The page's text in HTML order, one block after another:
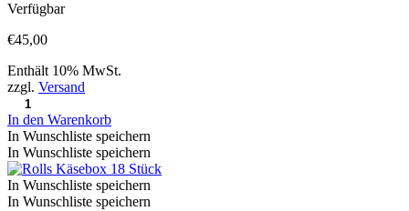
Verfügbar
€45,00
Enthält 10% MwSt.
zzgl. Versand
In den Warenkorb
In Wunschliste speichern
In Wunschliste speichern
In Wunschliste speichern
In Wunschliste speichern